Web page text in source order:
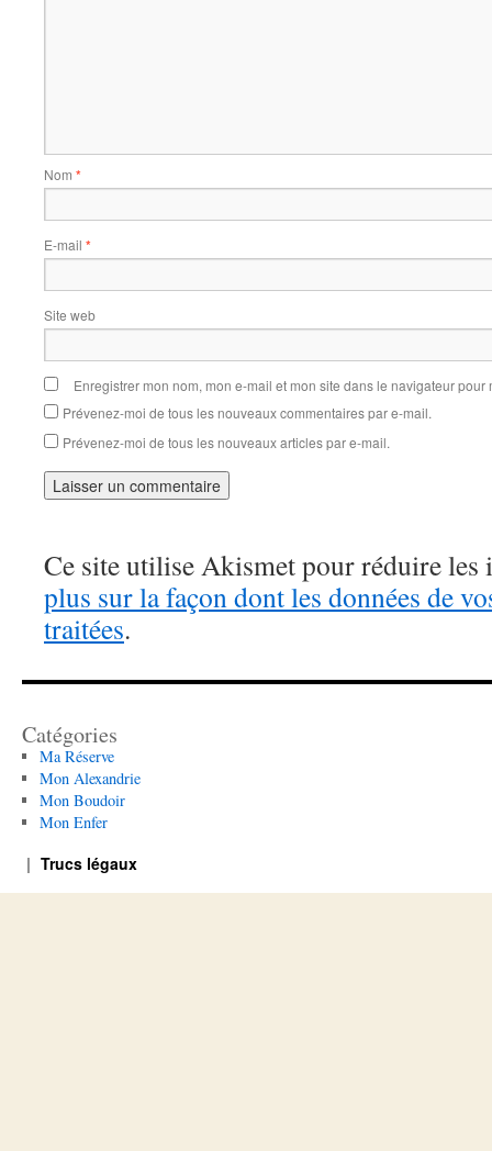
Nom *
E-mail *
Site web
Enregistrer mon nom, mon e-mail et mon site dans le navigateur
Prévenez-moi de tous les nouveaux commentaires par e-mail.
Prévenez-moi de tous les nouveaux articles par e-mail.
Ce site utilise Akismet pour réduire les
plus sur la façon dont les données de
traitées.
Catégories
Ma Réserve
Mon Alexandrie
Mon Boudoir
Mon Enfer
Trucs légaux